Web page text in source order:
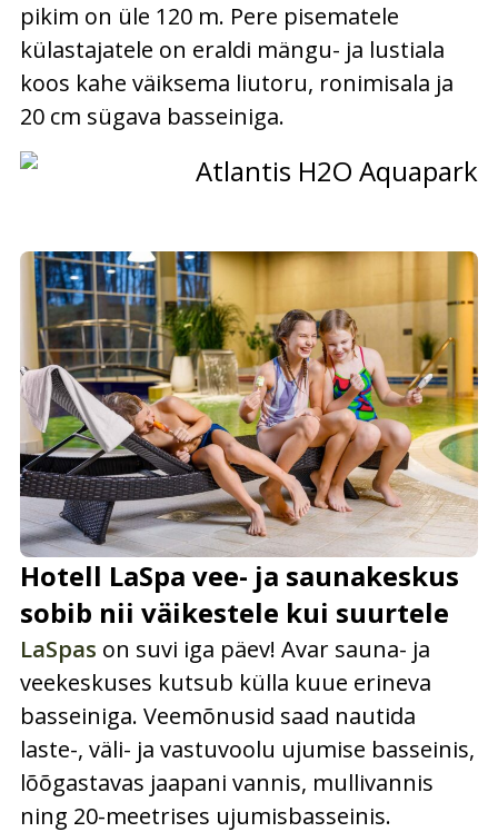
pikim on üle 120 m. Pere pisematele
külastajatele on eraldi mängu- ja lustiala
koos kahe väiksema liutoru, ronimisala ja
20 cm sügava basseiniga.
Hotell LaSpa vee- ja saunakeskus
sobib nii väikestele kui suurtele
LaSpas on suvi iga päev! Avar sauna- ja
veekeskuses kutsub külla kuue erineva
basseiniga. Veemõnusid saad nautida
laste-, väli- ja vastuvoolu ujumise basseinis,
lõõgastavas jaapani vannis, mullivannis
ning 20-meetrises ujumisbasseinis.